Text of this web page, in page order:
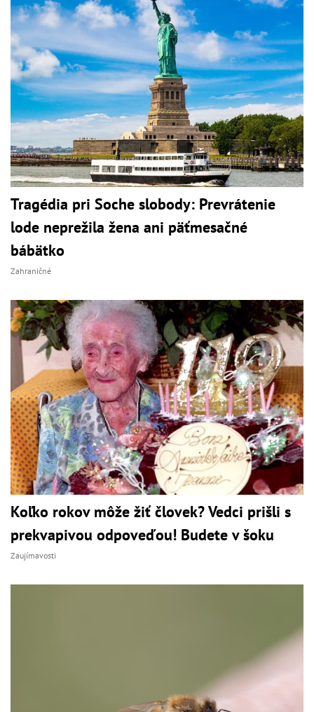
Tragédia pri Soche slobody: Prevrátenie
lode neprežila žena ani päťmesačné
bábätko
Zahraničné
Koľko rokov môže žiť človek? Vedci prišli s
prekvapivou odpoveďou! Budete v šoku
Zaujímavosti